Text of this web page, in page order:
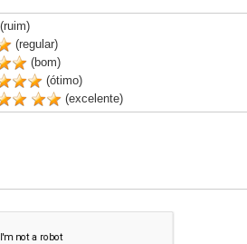
(regular)
(bom)
(ótimo)
(excelente)